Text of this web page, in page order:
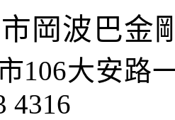
岡波巴金
106大安路
4316